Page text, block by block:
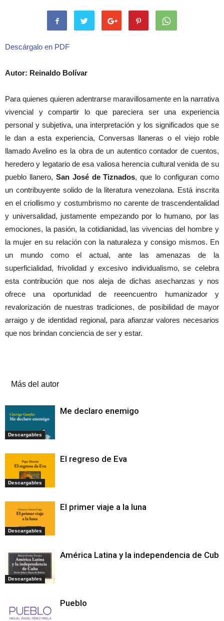
Descárgalo en PDF
Autor: Reinaldo Bolívar
Para quienes quieren adentrarse maravillosamente en la narrativa
vivencial y compartir lo que pareciera ser una experiencia
personal y subjetiva, una interpretación y los significados que se
le dan a esta experiencia, Conversas llaneras o el viejo roble
llamado Avelino es la obra de un autentico contador de cuentos,
heredero y legatario de esa valiosa herencia cultural venida de su
pueblo llanero, San José de Tiznados, que lo configuran como
un contribuyente solido de la literatura venezolana. Está inscrita
en el criollismo y costumbrismo no carente de trascendentalidad
y universalidad, justamente empezando por lo humano, por las
emociones, la pasión, la cotidianidad, las vivencias del hombre y
la mujer en su relación con la naturaleza y consigo mismos. En
un mundo como el actual, ante las amenazas de la
superficialidad, frivolidad y excesivo individualismo, se celebra
esta contribución que nos aleja de dichas asechanzas y nos
ofrece una oportunidad de reeencuentro humanizador y
revalorización de nuestras tradiciones, de posibilidad de mayor
arraigo y de identidad regional, para afianzar valores necesarios
que nos brindan conciencia de ser y estar.
Más del autor
Descargables
Me declaro enemigo
Descargables
El regreso de Eva
Descargables
El primer viaje a la luna
Descargables
América Latina y la independencia de Cuba
Pueblo